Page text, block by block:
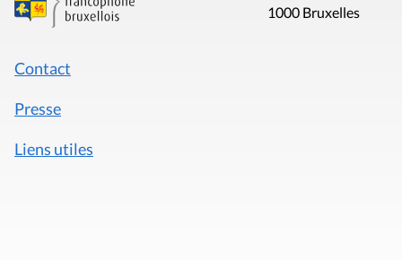
1000 Bruxelles
Contact
Presse
Liens utiles